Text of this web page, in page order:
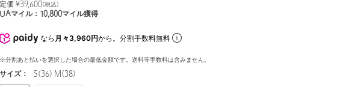
定価 ¥39,600(税込)
UAマイル： 10,800マイル獲得
なら 月々3,960円から。分割手数料無料
※分割あと払いを選択した場合の最低金額です。送料等手数料は含みません。
サイズ： S(36) M(38)